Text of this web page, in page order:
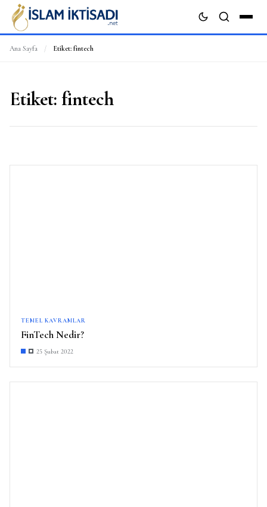
Ana Sayfa / Etiket: fintech
Etiket: fintech
TEMEL KAVRAMLAR
FinTech Nedir?
25 Şubat 2022